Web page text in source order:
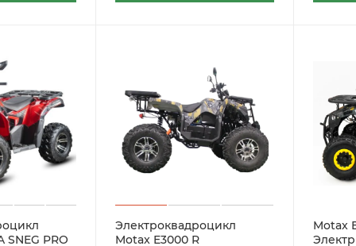
SNEG PRO
Электроквадроцикл
Motax E3000 R
Motax